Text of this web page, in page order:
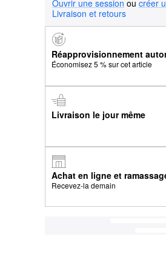
Ouvrir une session ou créer
Livraison et retours
Réapprovisionnement
Économisez 5 % sur cet article
Livraison le jour même
Achat en ligne et
Recevez-la demain